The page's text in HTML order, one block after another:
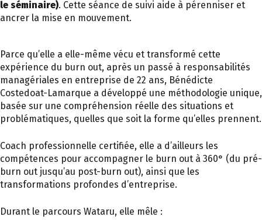
le séminaire). Cette séance de suivi aide à pérenniser et
ancrer la mise en mouvement.
Parce qu’elle a elle-même vécu et transformé cette
expérience du burn out, après un passé à responsabilités
managériales en entreprise de 22 ans, Bénédicte
Costedoat-Lamarque a développé une méthodologie unique,
basée sur une compréhension réelle des situations et
problématiques, quelles que soit la forme qu’elles prennent.
Coach professionnelle certifiée, elle a d’ailleurs les
compétences pour accompagner le burn out à 360° (du pré-
burn out jusqu’au post-burn out), ainsi que les
transformations profondes d’entreprise.
Durant le parcours Wataru, elle mêle :